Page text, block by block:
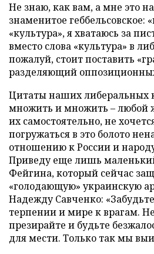
Не знаю, как вам, а мне это
знаменитое геббельсовское:
«культура», я хватаюсь за
вместо слова «культура» в
пожалуй, стоит поставить
разделяющий
Цитаты наших
множить и множить – любой
их самостоятельно, не
погружаться в это болото
отношению к России и
Приведу еще лишь
Фейгина, который сейчас
«голодающую» украинскую
Надежду Савченко:
терпении и мире к врагам.
презирайте и будьте
для мести. Только так мы